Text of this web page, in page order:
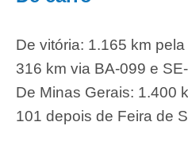
De vitória: 1.165 km
316 km via BA-099 e
De Minas Gerais: 1.400
101 depois de Feira de